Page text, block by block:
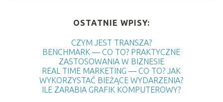
OSTATNIE WPISY:
CZYM JEST TRANSZA?
BENCHMARK — CO TO? PRAKTYCZNE
ZASTOSOWANIA W BIZNESIE
REAL TIME MARKETING — CO TO? JAK
WYKORZYSTAĆ BIEŻĄCE WYDARZENIA?
ILE ZARABIA GRAFIK KOMPUTEROWY?